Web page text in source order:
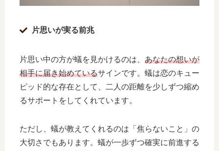
片思いが実る前兆
片思い中の方が蟻を見かけるのは、 あなたの想いが
相手に届き始めているサインです。蟻は恋のキュー
ピッド的な存在として、二人の距離を少しずつ縮め
るサポートをしてくれています。
ただし、蟻が教えてくれるのは「焦らないこと」の
大切さでもあります。蟻が一歩ずつ確実に前進する